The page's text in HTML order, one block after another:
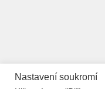
Nastavení soukromí